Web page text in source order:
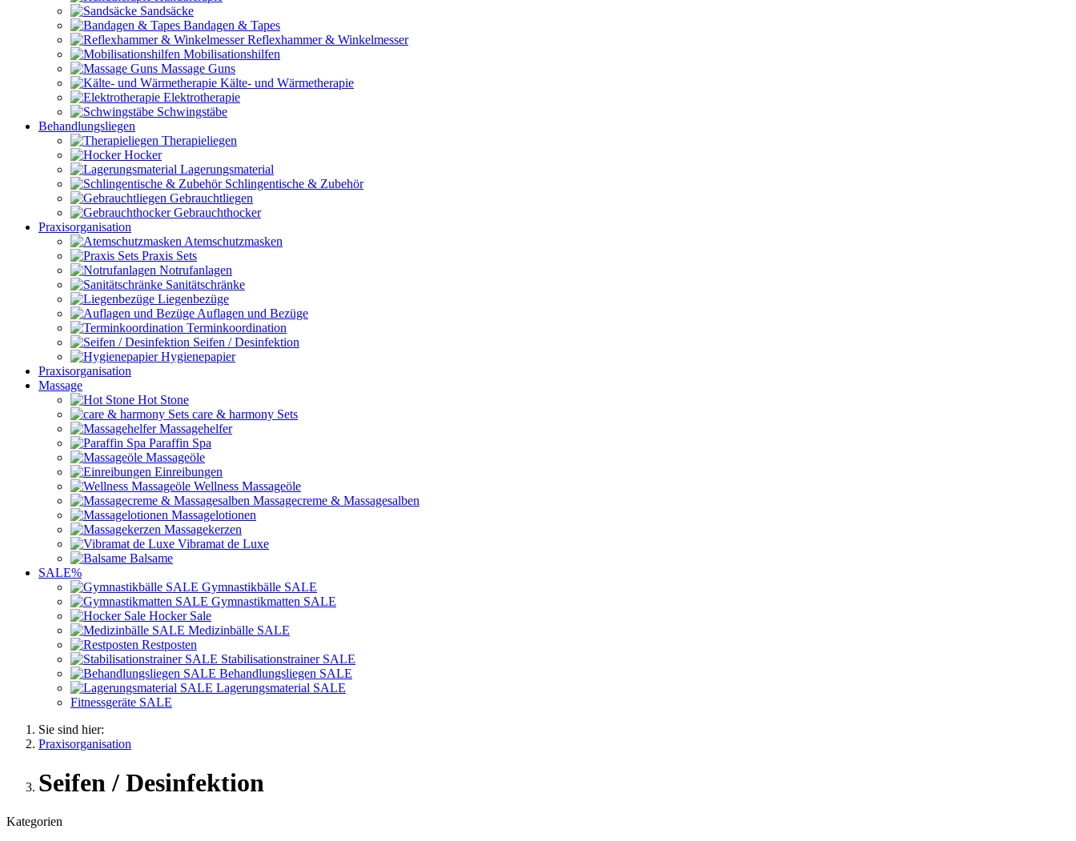
Sandsäcke
Bandagen & Tapes
Reflexhammer & Winkelmesser
Mobilisationshilfen
Massage Guns
Kälte- und Wärmetherapie
Elektrotherapie
Schwingstäbe
Behandlungsliegen
Therapieliegen
Hocker
Lagerungsmaterial
Schlingentische & Zubehör
Gebrauchtliegen
Gebrauchthocker
Praxisorganisation
Atemschutzmasken
Praxis Sets
Notrufanlagen
Sanitätschränke
Liegenbezüge
Auflagen und Bezüge
Terminkoordination
Seifen / Desinfektion
Hygienepapier
Praxisorganisation
Massage
Hot Stone
care & harmony Sets
Massagehelfer
Paraffin Spa
Massageöle
Einreibungen
Wellness Massageöle
Massagecreme & Massagesalben
Massagelotionen
Massagekerzen
Vibramat de Luxe
Balsame
SALE%
Gymnastikbälle SALE
Gymnastikmatten SALE
Hocker Sale
Medizinbälle SALE
Restposten
Stabilisationstrainer SALE
Behandlungsliegen SALE
Lagerungsmaterial SALE
Fitnessgeräte SALE
Sie sind hier:
Praxisorganisation
Seifen / Desinfektion
Kategorien